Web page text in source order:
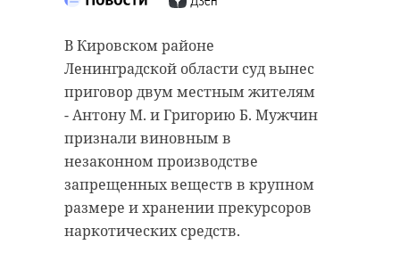
В Кировском районе
Ленинградской области суд вынес
приговор двум местным жителям
- Антону М. и Григорию Б. Мужчин
признали виновным в
незаконном производстве
запрещенных веществ в крупном
размере и хранении прекурсоров
наркотических средств.
Ленинградской области
завершился ремонт участка
дороги от Киевского шоссе до
Красного Села через Малое
Карлино. Подрядчик обновил
почти 10 километров покрытия.
Дорожники уложили два слоя
нового асфальта, обустроили
остановки и укрепили обочины, -
В Приморске продолжается
восстановление
многоквартирного жилого дома по
Выборгскому шоссе, которое
пострадало во время мощного
пожара. Завершить все работы
планируется к концу сентября.
В настоящий момент строители
завершают монтаж конструкций.